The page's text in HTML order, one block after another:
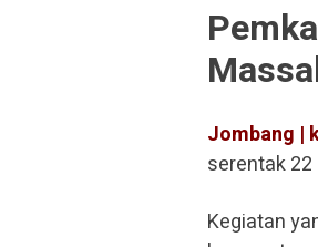
Jombang |
serentak
Kegiatan